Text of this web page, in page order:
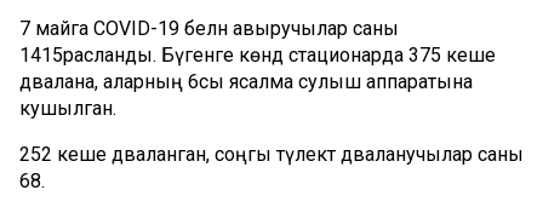
7 майга COVID-19 белән авыручылар саны
1415расланды. Бүгенге көндә стационарда 375 кеше
дәвалана, аларның 6сы ясалма сулыш аппаратына
кушылган.
252 кеше дәваланган, соңгы тәүлектә дәваланучылар саны
68.